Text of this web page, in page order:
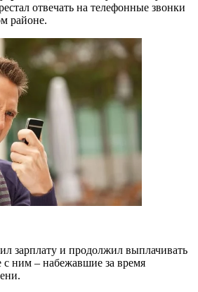
отвечать на телефонные звонки
районе.
зарплату и продолжил выплачивать
с ним – набежавшие за время